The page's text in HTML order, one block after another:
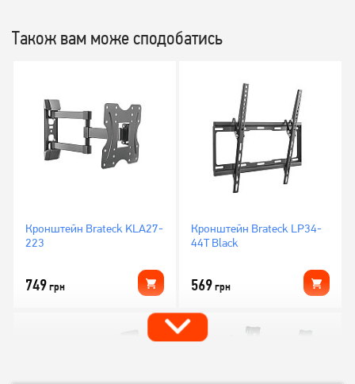
Також вам може сподобатись
Кронштейн Brateck KLA27-
223
749грн
Кронштейн Brateck LP34-
44T Black
569грн